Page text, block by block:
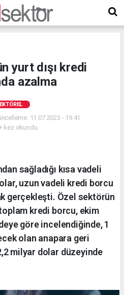
yurt dışı kredi
azalma
11.07.2023 - 19:41
kez okundu.
sağladığı kısa vadeli
uzun vadeli kredi borcu
gerçekleşti. Özel sektörün
toplam kredi borcu, ekim
göre incelendiğinde, 1
olan anapara geri
milyar dolar düzeyinde